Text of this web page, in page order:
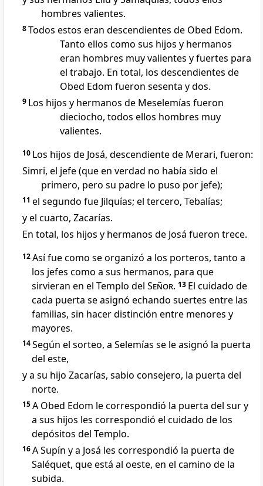
hombres valientes.
8Todos estos eran descendientes de Obed Edom.
Tanto ellos como sus hijos y hermanos
eran hombres muy valientes y fuertes para
el trabajo. En total, los descendientes de
Obed Edom fueron sesenta y dos.
9 Los hijos y hermanos de Meselemías fueron
dieciocho, todos ellos hombres muy
valientes.
10 Los hijos de Josá, descendiente de Merari, fueron:
Simri, el jefe (que en verdad no había sido el
primero, pero su padre lo puso por jefe);
11 el segundo fue Jilquías; el tercero, Tebalías;
y el cuarto, Zacarías.
En total, los hijos y hermanos de Josá fueron trece.
12Así fue como se organizó a los porteros, tanto a
los jefes como a sus hermanos, para que
sirvieran en el Templo del Señor. 13 El cuidado de
cada puerta se asignó echando suertes entre las
familias, sin hacer distinción entre menores y
mayores.
14Según el sorteo, a Selemías se le asignó la puerta
del este,
y a su hijo Zacarías, sabio consejero, la puerta del
norte.
15A Obed Edom le correspondió la puerta del sur y
a sus hijos les correspondió el cuidado de los
depósitos del Templo.
16A Supín y a Josá les correspondió la puerta de
Saléquet, que está al oeste, en el camino de la
subida.